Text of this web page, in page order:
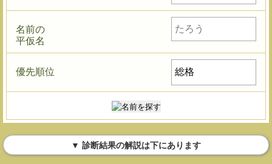
名前の
平仮名
優先順位
▼ 診断結果の解説は下にあります